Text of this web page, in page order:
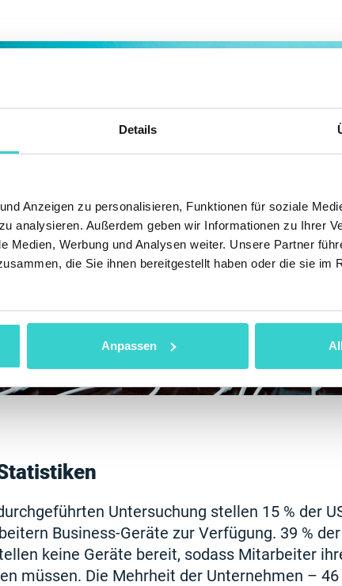
Details
Anzeigen zu personalisieren, Funktionen für soziale
analysieren. Außerdem geben wir Informationen zu Ihrer
Medien, Werbung und Analysen weiter. Unsere Partner
die Sie ihnen bereitgestellt haben oder die sie im
Anpassen
Untersuchung stellen 15 % der
Business-Geräte zur Verfügung. 39 % der
keine Geräte bereit, sodass Mitarbeiter
müssen. Die Mehrheit der Unternehmen – 46